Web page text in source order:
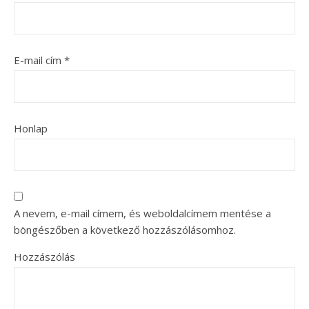
E-mail cím *
Honlap
A nevem, e-mail címem, és weboldalcímem mentése a
böngészőben a következő hozzászólásomhoz.
Hozzászólás